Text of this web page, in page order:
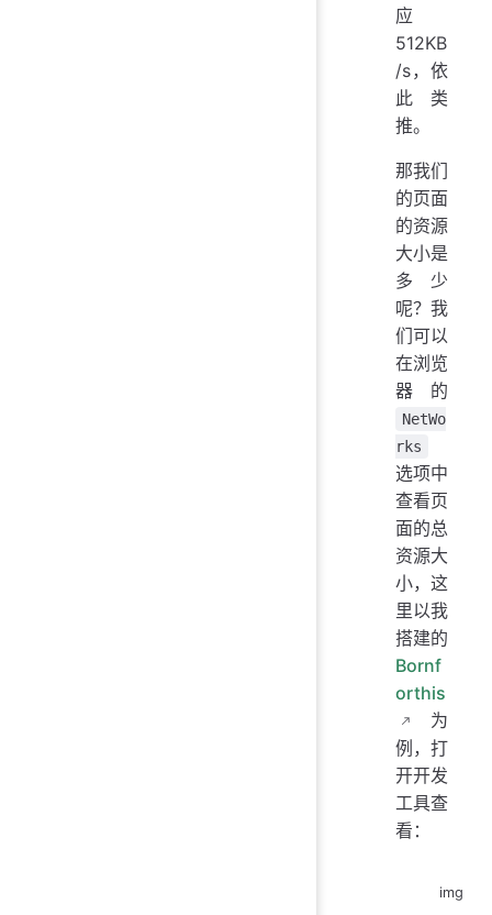
应
512KB
/s，依
此类
推。
那我们
的页面
的资源
大小是
多少
呢？我
们可以
在浏览
器的
NetWo
rks
选项中
查看页
面的总
资源大
小，这
里以我
搭建的
Bornf
orthis
为
例，打
开开发
工具查
看：
img